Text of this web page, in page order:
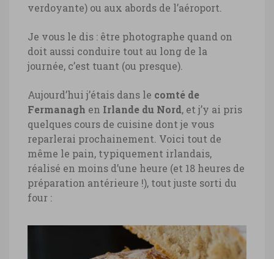
verdoyante) ou aux abords de l’aéroport.
Je vous le dis : être photographe quand on
doit aussi conduire tout au long de la
journée, c’est tuant (ou presque).
Aujourd’hui j’étais dans le comté de
Fermanagh en Irlande du Nord, et j’y ai pris
quelques cours de cuisine dont je vous
reparlerai prochainement. Voici tout de
même le pain, typiquement irlandais,
réalisé en moins d’une heure (et 18 heures de
préparation antérieure !), tout juste sorti du
four :